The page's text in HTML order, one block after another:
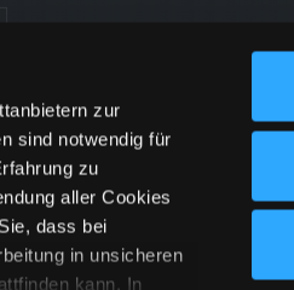
zur
sind notwendig für
zu
aller Cookies
dass bei
in unsicheren
kann. In
Newsletter
und keine Veranstaltung
jetzt abonnieren